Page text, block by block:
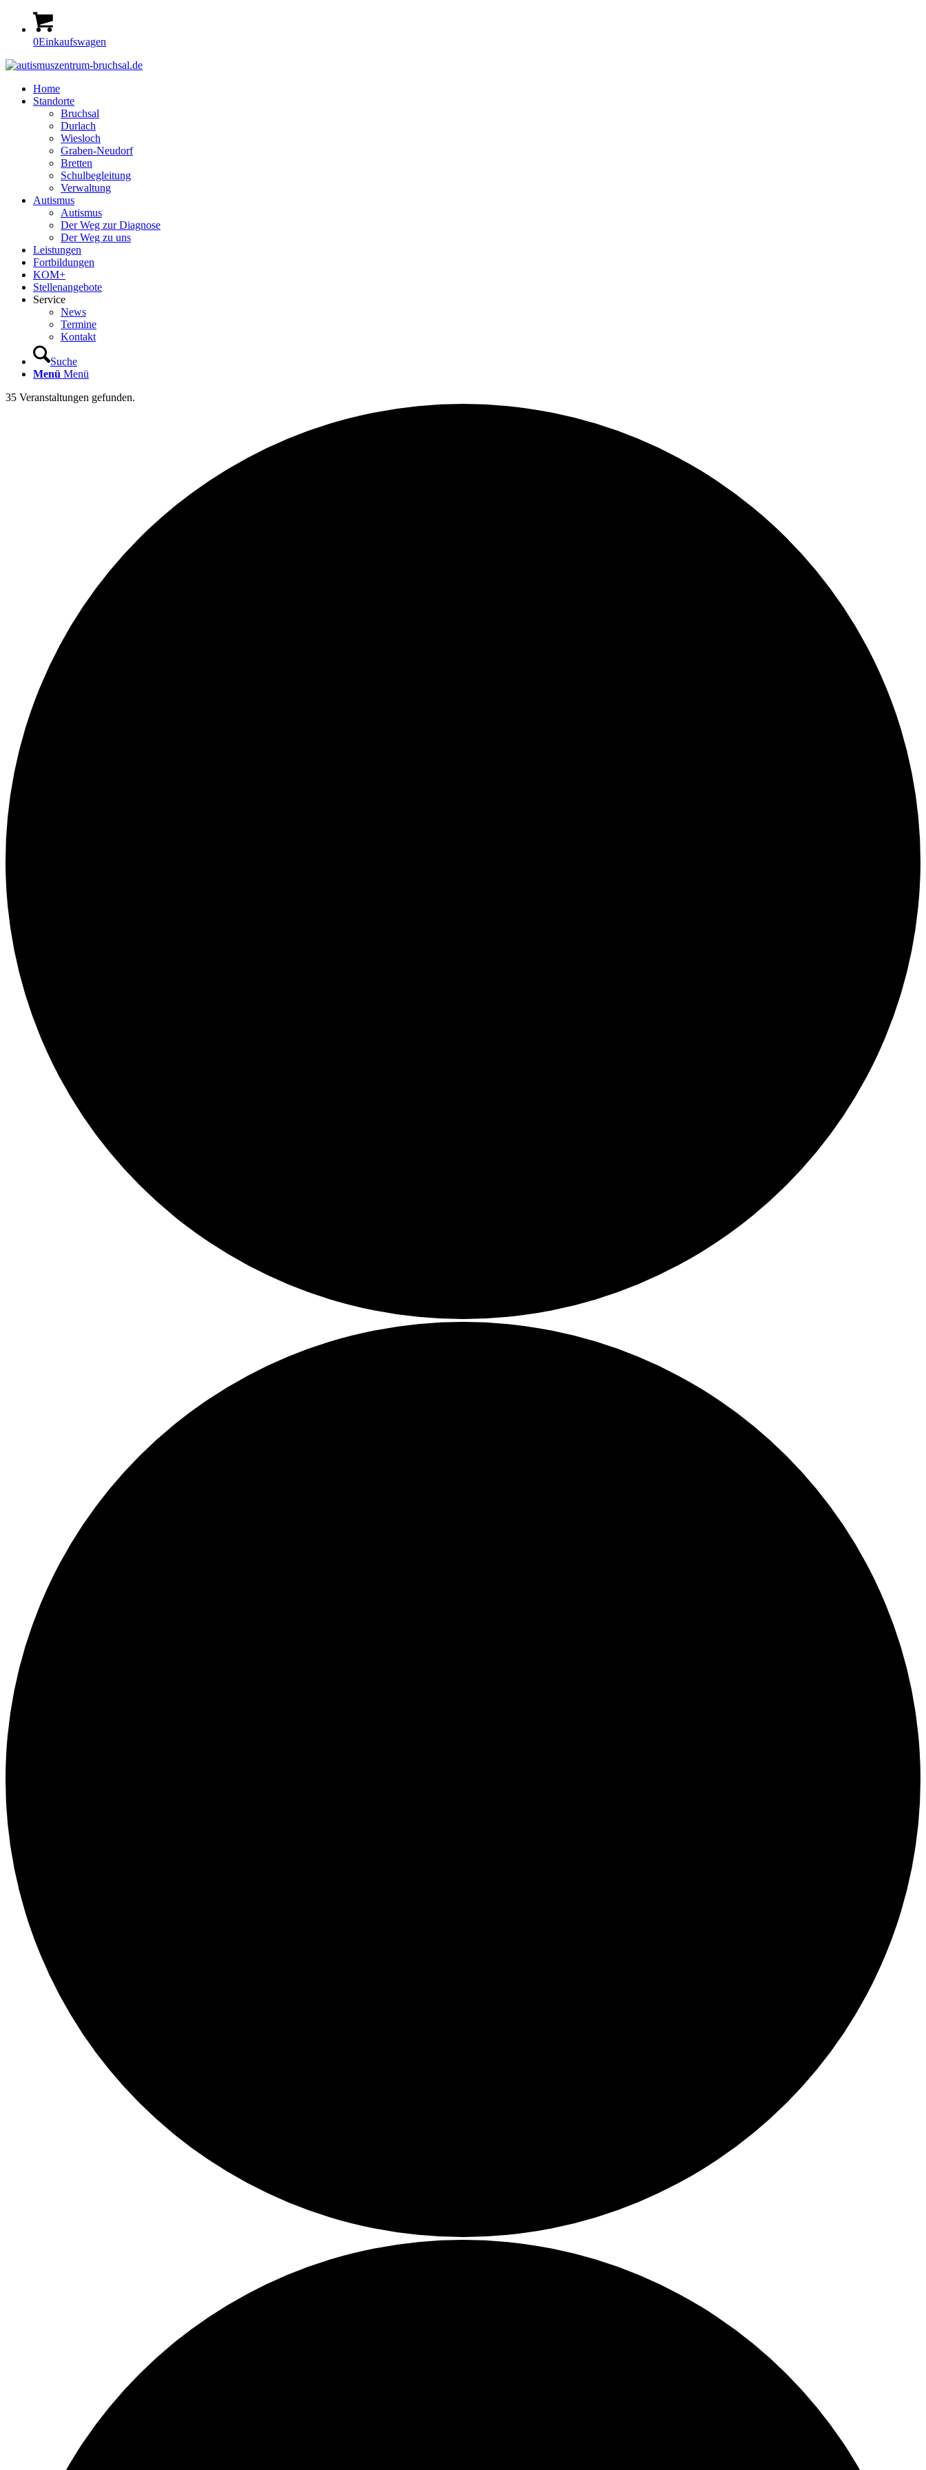
0Einkaufswagen
Home
Standorte
Bruchsal
Durlach
Wiesloch
Graben-Neudorf
Bretten
Schulbegleitung
Verwaltung
Autismus
Autismus
Der Weg zur Diagnose
Der Weg zu uns
Leistungen
Fortbildungen
KOM+
Stellenangebote
Service
News
Termine
Kontakt
Suche
Menü Menü
35 Veranstaltungen gefunden.